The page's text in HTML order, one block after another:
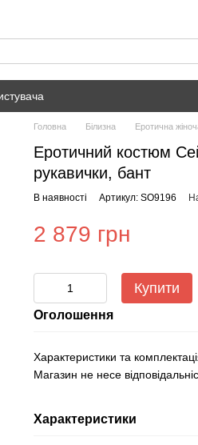
Головна Білизна Еротична
Еротичний костюм
рукавички, бант
В наявності Артикул: SO9196
2 879 грн
Купити
Оголошення
Характеристики та
Магазин не несе
Характеристики